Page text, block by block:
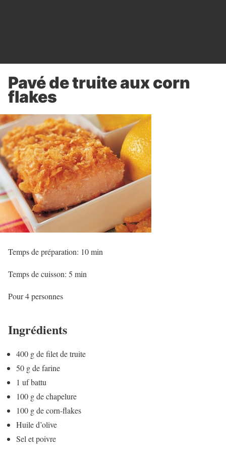
Pavé de truite aux corn
flakes
Temps de préparation: 10 min
Temps de cuisson: 5 min
Pour 4 personnes
Ingrédients
400 g de filet de truite
50 g de farine
1 uf battu
100 g de chapelure
100 g de corn-flakes
Huile d’olive
Sel et poivre